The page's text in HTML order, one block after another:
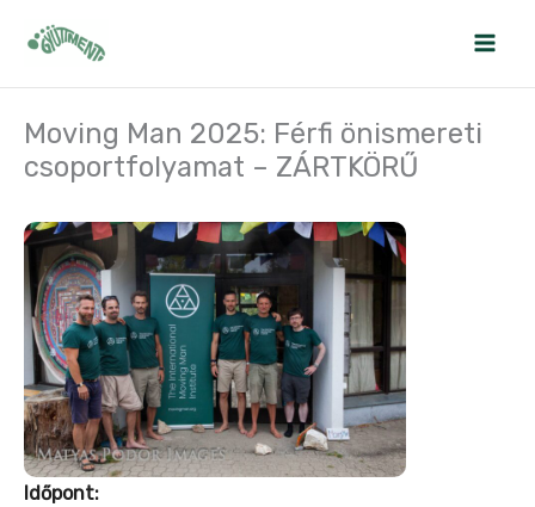
Moving Man 2025: Férfi önismereti
csoportfolyamat – ZÁRTKÖRŰ
Időpont: